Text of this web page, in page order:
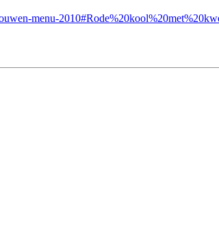
menu-